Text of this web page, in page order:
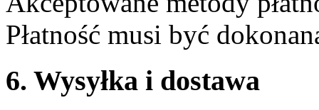
Płatność musi być
6. Wysyłka i dostawa